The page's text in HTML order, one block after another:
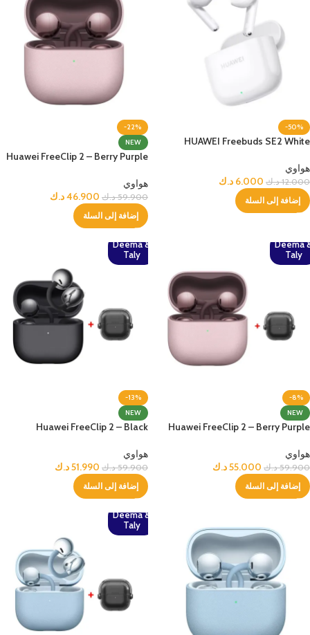
-50%
HUAWEI Freebuds SE2 White
هواوي
12.000 د.ك 6.000 د.ك
إضافة إلى السلة
-22%
NEW
Huawei FreeClip 2 – Berry Purple
هواوي
59.900 د.ك 46.900د.ك
إضافة إلى السلة
Deema
Taly
-8%
NEW
Huawei FreeClip 2 – Berry Purple
هواوي
59.900 د.ك 55.000د.ك
إضافة إلى السلة
Deema &
Taly
-13%
NEW
Huawei FreeClip 2 – Black
هواوي
59.900 د.ك 51.990د.ك
إضافة إلى السلة
Deema &
Taly